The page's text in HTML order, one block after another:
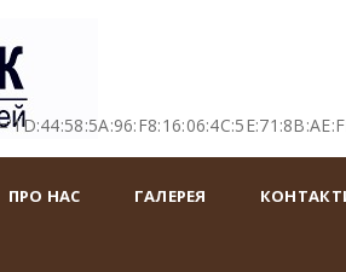
ПРО НАС ГАЛЕРЕЯ